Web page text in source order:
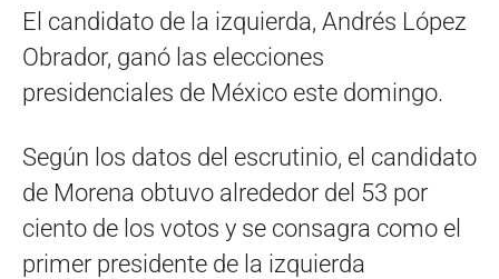
El candidato de la izquierda, Andrés López
Obrador, ganó las elecciones
presidenciales de México este domingo.
Según los datos del escrutinio, el candidato
de Morena obtuvo alrededor del 53 por
ciento de los votos y se consagra como el
primer presidente de la izquierda